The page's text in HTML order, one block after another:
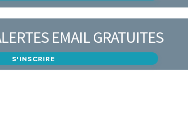
EMAIL GRATUITES
S'INSCRIRE